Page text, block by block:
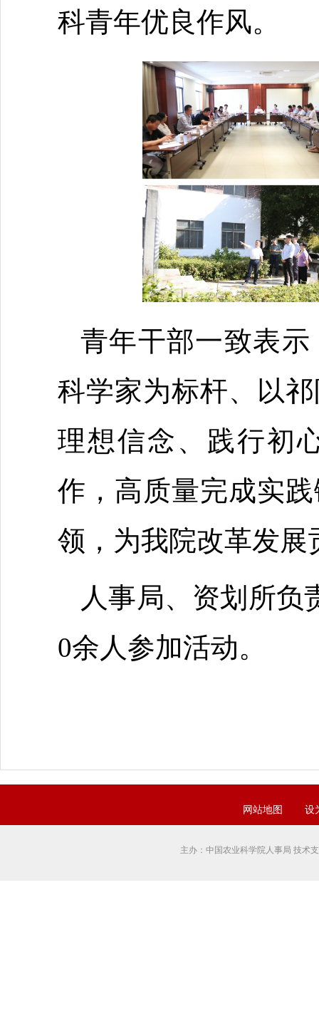
科青年优良作风。
青年干部一致表
科学家为标杆、以
理想信念、践行初
作，高质量完成实
领，为我院改革发
人事局、资划所负
0余人参加活动。
网站地图 设
主办：中国农业科学院人事局 技术